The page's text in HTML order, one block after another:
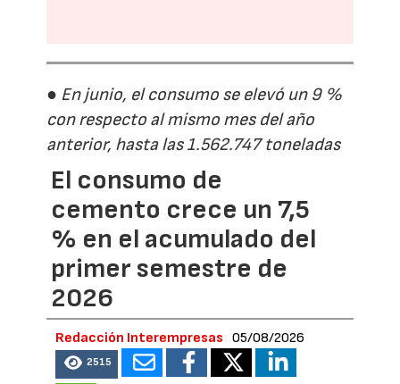
● En junio, el consumo se elevó un 9 %
con respecto al mismo mes del año
anterior, hasta las 1.562.747 toneladas
El consumo de
cemento crece un 7,5
% en el acumulado del
primer semestre de
2026
Redacción Interempresas 05/08/2026
2515